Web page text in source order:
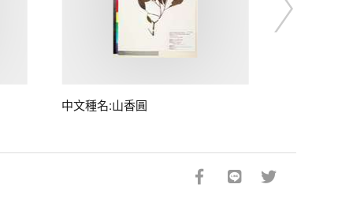
中文種名:山香圓